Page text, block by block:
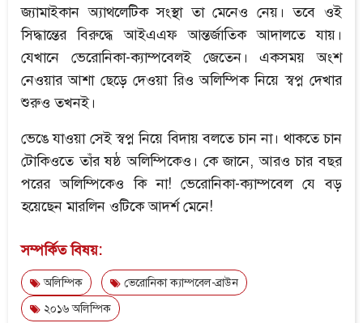
জ্যামাইকান অ্যাথলেটিক সংস্থা তা মেনেও নেয়। তবে ওই
সিদ্ধান্তের বিরুদ্ধে আইএএফ আন্তর্জাতিক আদালতে যায়।
যেখানে ভেরোনিকা-ক্যাম্পবেলই জেতেন। একসময় অংশ
নেওয়ার আশা ছেড়ে দেওয়া রিও অলিম্পিক নিয়ে স্বপ্ন দেখার
শুরুও তখনই।
ভেঙে যাওয়া সেই স্বপ্ন নিয়ে বিদায় বলতে চান না। থাকতে চান
টোকিওতে তাঁর ষষ্ঠ অলিম্পিকেও। কে জানে, আরও চার বছর
পরের অলিম্পিকেও কি না! ভেরোনিকা-ক্যাম্পবেল যে বড়
হয়েছেন মারলিন ওটিকে আদর্শ মেনে!
সম্পর্কিত বিষয়:
অলিম্পিক
ভেরোনিকা ক্যাম্পবেল-ব্রাউন
২০১৬ অলিম্পিক